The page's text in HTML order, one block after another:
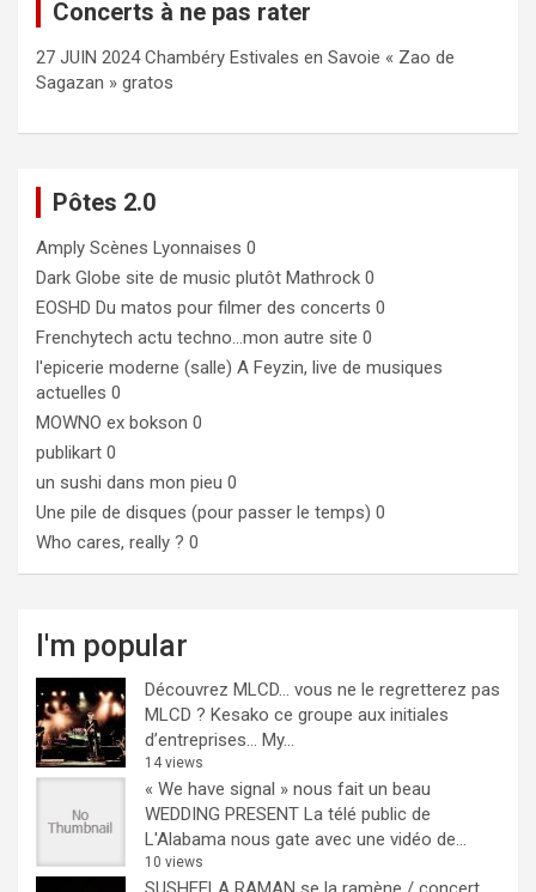
Concerts à ne pas rater
27 JUIN 2024 Chambéry Estivales en Savoie « Zao de
Sagazan » gratos
Pôtes 2.0
Amply Scènes Lyonnaises 0
Dark Globe site de music plutôt Mathrock 0
EOSHD Du matos pour filmer des concerts 0
Frenchytech actu techno…mon autre site 0
l'epicerie moderne (salle) A Feyzin, live de musiques
actuelles 0
MOWNO ex bokson 0
publikart 0
un sushi dans mon pieu 0
Une pile de disques (pour passer le temps) 0
Who cares, really ? 0
I'm popular
Découvrez MLCD… vous ne le regretterez pas
MLCD ? Kesako ce groupe aux initiales
d’entreprises… My...
14 views
« We have signal » nous fait un beau
WEDDING PRESENT La télé public de
L'Alabama nous gate avec une vidéo de...
10 views